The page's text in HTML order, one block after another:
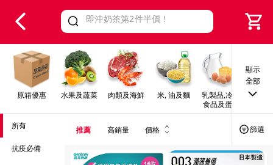
Valid Until 30 June 2026
原箱優惠 水果及蔬菜 肉類及海鮮 米, 油及麵
乳製品,冷凍
食品及蛋類
早餐
顯示
全部
所有
抗疫必備
推薦 高銷量 價格 篩選